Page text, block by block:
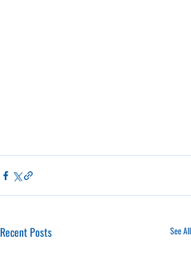
Recent Posts See All